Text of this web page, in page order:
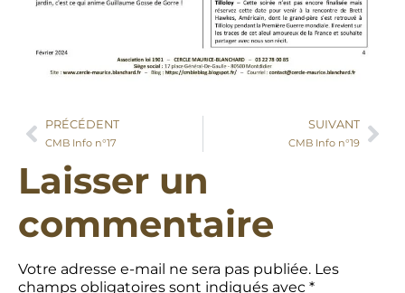
PRÉCÉDENT
CMB Info n°17
SUIVANT
CMB Info n°19
Laisser un
commentaire
Votre adresse e-mail ne sera pas publiée. Les
champs obligatoires sont indiqués avec *